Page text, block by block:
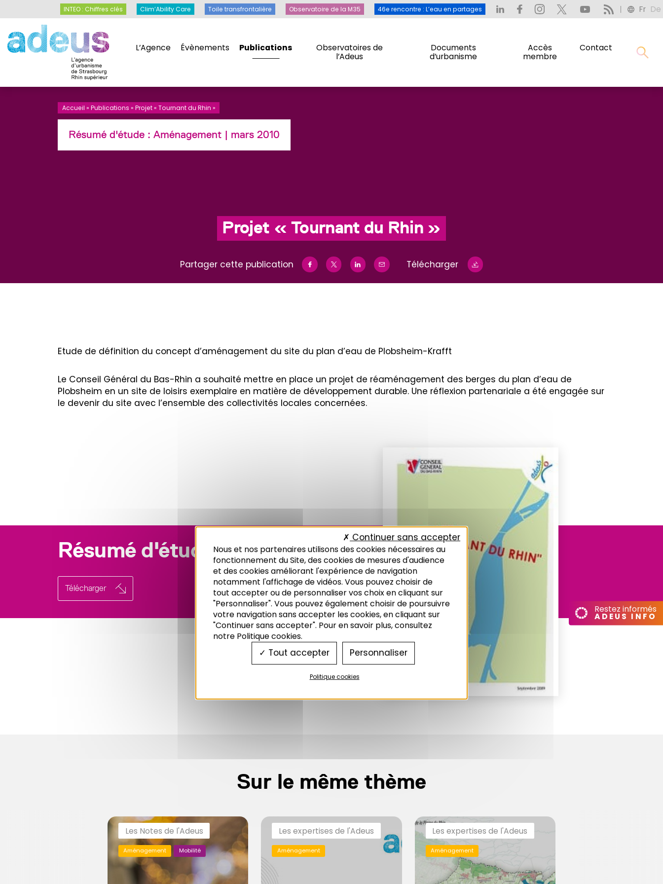
L’Agence Évènements Publications
Observatoires de
l’Adeus
Documents
d’urbanisme
Accès
membre
Contact
INTEO : Chiffres clés Clim’Ability Care Toile transfrontalière Observatoire de la M35 46e rencontre : L’eau en partages Fr De
INTEO : Chiffres clés Clim’Ability Care Toile transfrontalière Observatoire de la M35 46e rencontre : L’eau en partages Fr De
Recherche
Accueil » Publications » Projet « Tournant du Rhin »
Résumé d'étude : Aménagement| mars 2010
Projet « Tournant du Rhin »
Partager cette publication Télécharger
Etude de définition du concept d’aménagement du site du plan d’eau de Plobsheim-Krafft
Le Conseil Général du Bas-Rhin a souhaité mettre en place un projet de réaménagement des berges du plan d’eau de
Plobsheim en un site de loisirs exemplaire en matière de développement durable. Une réflexion partenariale a été engagée sur
le devenir du site avec l’ensemble des collectivités locales concernées.
Résumé d'étude
Télécharger
Sur le même thème
Les Notes de l'Adeus
Aménagement Mobilité
Les expertises de l'Adeus
Aménagement
Les expertises de l'Adeus
Aménagement
Restez informés
ADEUS INFO
Panneau de gestion des cookies
Nous et nos partenaires utilisons des cookies nécessaires au
fonctionnement du Site, des cookies de mesures d'audience
et des cookies améliorant l'expérience de navigation
notamment l'affichage de vidéos. Vous pouvez choisir de
tout accepter ou de personnaliser vos choix en cliquant sur
"Personnaliser". Vous pouvez également choisir de poursuivre
votre navigation sans accepter les cookies, en cliquant sur
"Continuer sans accepter". Pour en savoir plus, consultez
notre Politique cookies.
Tout accepter
Continuer sans accepter
Personnaliser
Politique cookies